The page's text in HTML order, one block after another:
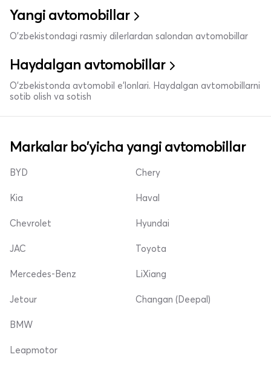
Yangi avtomobillar
O'zbekistondagi rasmiy dilerlardan salondan avtomobillar
Haydalgan avtomobillar
O'zbekistonda avtomobil e’lonlari. Haydalgan avtomobillarni
sotib olish va sotish
Markalar bo'yicha yangi avtomobillar
BYD
Kia
Chevrolet
Chery
Haval
Hyundai
JAC
Mercedes-Benz
Jetour
Toyota
LiXiang
Changan (Deepal)
BMW
Leapmotor